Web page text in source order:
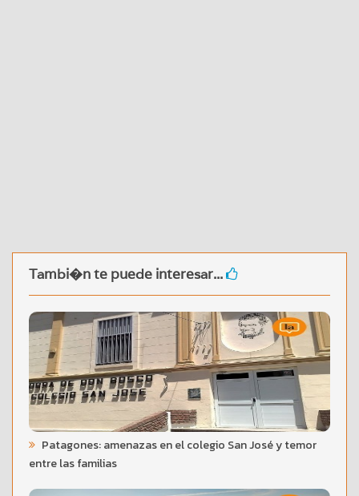
Tambi�n te puede interesar...
Patagones: amenazas en el colegio San José y temor
entre las familias